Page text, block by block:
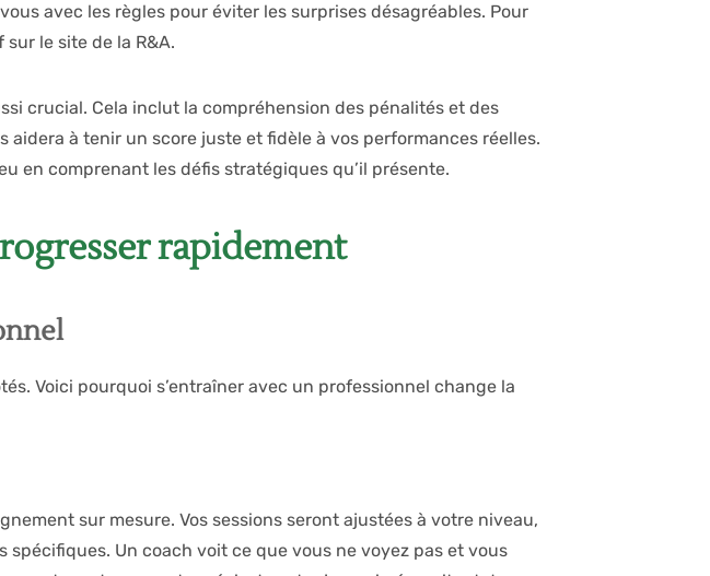
avec les règles pour éviter les surprises désagréables. Pour
le site de la R&A.
crucial. Cela inclut la compréhension des pénalités et des
à tenir un score juste et fidèle à vos performances réelles.
en comprenant les défis stratégiques qu’il présente.
rapidement
Voici pourquoi s’entraîner avec un professionnel change la
sur mesure. Vos sessions seront ajustées à votre niveau,
Un coach voit ce que vous ne voyez pas et vous